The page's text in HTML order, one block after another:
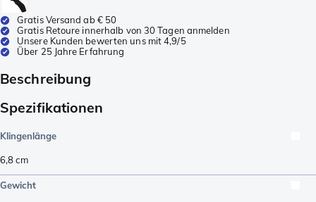
Gratis Versand ab € 50
Gratis Retoure innerhalb von 30 Tagen anmelden
Unsere Kunden bewerten uns mit 4,9/5
Über 25 Jahre Erfahrung
Beschreibung
Spezifikationen
Klingenlänge
6,8cm
Gewicht